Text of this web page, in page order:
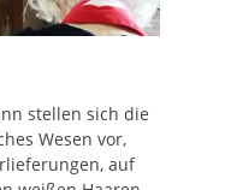
stellen sich die
Wesen vor,
auf